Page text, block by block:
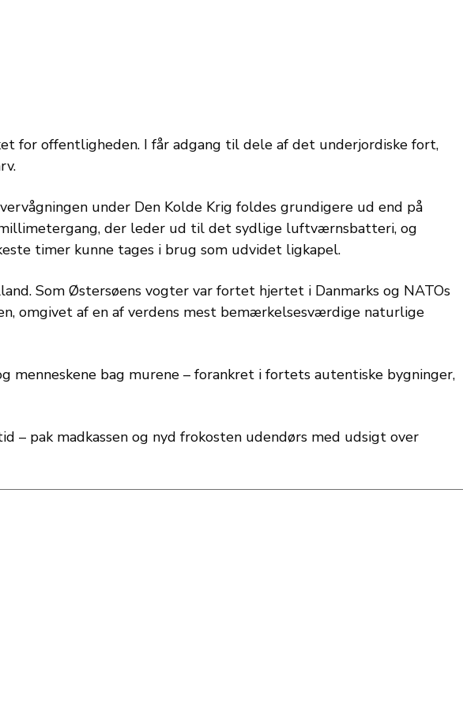
for offentligheden. I får adgang til dele af det underjordiske fort,
under Den Kolde Krig foldes grundigere ud end på
der leder ud til det sydlige luftværnsbatteri, og
timer kunne tages i brug som udvidet ligkapel.
Som Østersøens vogter var fortet hjertet i Danmarks og NATOs
omgivet af en af verdens mest bemærkelsesværdige naturlige
bag murene – forankret i fortets autentiske bygninger,
pak madkassen og nyd frokosten udendørs med udsigt over